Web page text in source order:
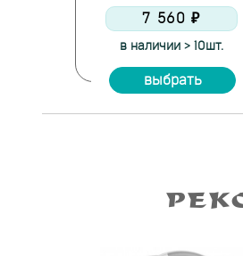
7 560 ₽
в наличии > 10шт.
выбрать